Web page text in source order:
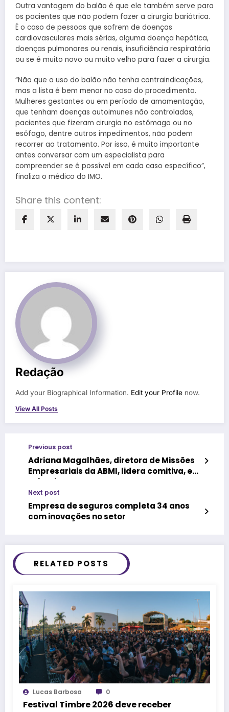
Outra vantagem do balão é que ele também serve para
os pacientes que não podem fazer a cirurgia bariátrica.
É o caso de pessoas que sofrem de doenças
cardiovasculares mais sérias, alguma doença hepática,
doenças pulmonares ou renais, insuficiência respiratória
ou se é muito novo ou muito velho para fazer a cirurgia.
“Não que o uso do balão não tenha contraindicações,
mas a lista é bem menor no caso do procedimento.
Mulheres gestantes ou em período de amamentação,
que tenham doenças autoimunes não controladas,
pacientes que fizeram cirurgia no estômago ou no
esôfago, dentre outros impedimentos, não podem
recorrer ao tratamento. Por isso, é muito importante
antes conversar com um especialista para
compreender se é possível em cada caso específico”,
finaliza o médico do IMO.
Share this content:
Redação
Add your Biographical Information. Edit your Profile now.
View All Posts
Previous post
Adriana Magalhães, diretora de Missões
Empresariais da ABMI, lidera comitiva, em
Orlando
Next post
Empresa de seguros completa 34 anos
com inovações no setor
RELATED POSTS
Lucas Barbosa 0
Festival Timbre 2026 deve receber